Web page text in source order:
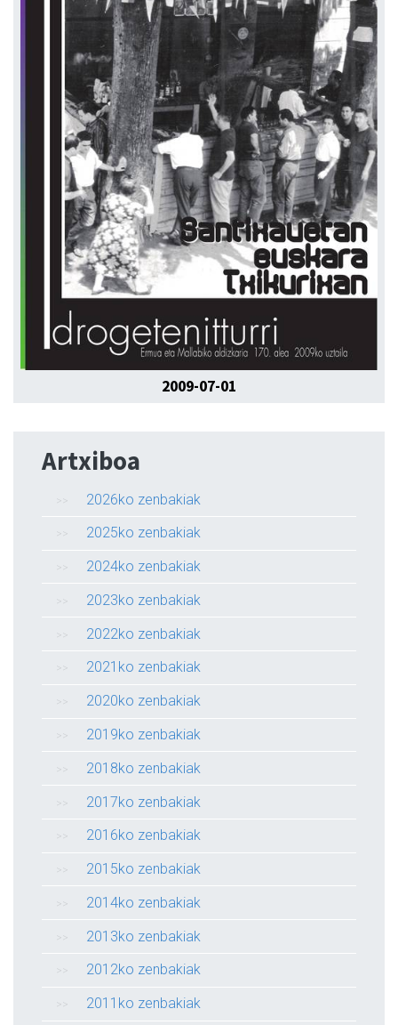
2009-07-01
Artxiboa
2026ko zenbakiak
2025ko zenbakiak
2024ko zenbakiak
2023ko zenbakiak
2022ko zenbakiak
2021ko zenbakiak
2020ko zenbakiak
2019ko zenbakiak
2018ko zenbakiak
2017ko zenbakiak
2016ko zenbakiak
2015ko zenbakiak
2014ko zenbakiak
2013ko zenbakiak
2012ko zenbakiak
2011ko zenbakiak